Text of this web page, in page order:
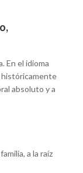
En el idioma
históricamente
absoluto y a
a la raíz